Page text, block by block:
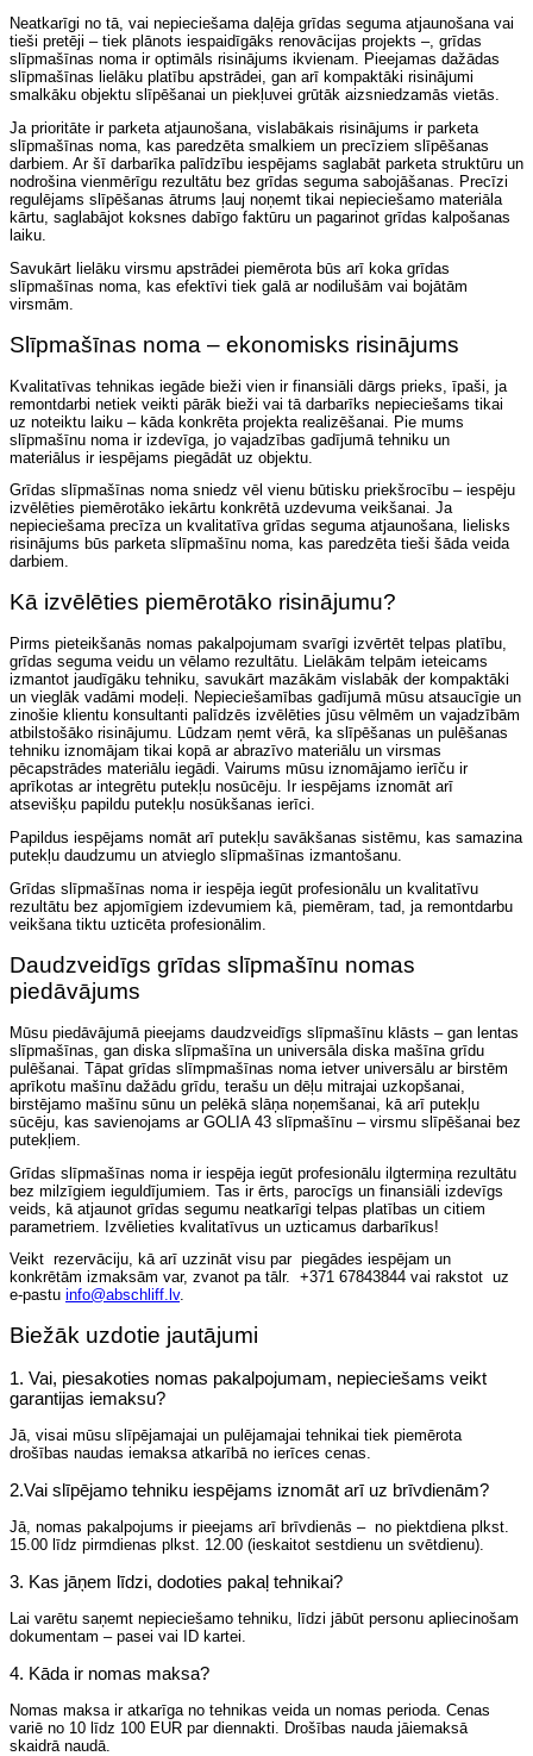
Neatkarīgi no tā, vai nepieciešama daļēja grīdas seguma atjaunošana vai
tieši pretēji – tiek plānots iespaidīgāks renovācijas projekts –, grīdas
slīpmašīnas noma ir optimāls risinājums ikvienam. Pieejamas dažādas
slīpmašīnas lielāku platību apstrādei, gan arī kompaktāki risinājumi
smalkāku objektu slīpēšanai un piekļuvei grūtāk aizsniedzamās vietās.
Ja prioritāte ir parketa atjaunošana, vislabākais risinājums ir parketa
slīpmašīnas noma, kas paredzēta smalkiem un precīziem slīpēšanas
darbiem. Ar šī darbarīka palīdzību iespējams saglabāt parketa struktūru un
nodrošina vienmērīgu rezultātu bez grīdas seguma sabojāšanas. Precīzi
regulējams slīpēšanas ātrums ļauj noņemt tikai nepieciešamo materiāla
kārtu, saglabājot koksnes dabīgo faktūru un pagarinot grīdas kalpošanas
laiku.
Savukārt lielāku virsmu apstrādei piemērota būs arī koka grīdas
slīpmašīnas noma, kas efektīvi tiek galā ar nodilušām vai bojātām
virsmām.
Slīpmašīnas noma – ekonomisks risinājums
Kvalitatīvas tehnikas iegāde bieži vien ir finansiāli dārgs prieks, īpaši, ja
remontdarbi netiek veikti pārāk bieži vai tā darbarīks nepieciešams tikai
uz noteiktu laiku – kāda konkrēta projekta realizēšanai. Pie mums
slīpmašīnu noma ir izdevīga, jo vajadzības gadījumā tehniku un
materiālus ir iespējams piegādāt uz objektu.
Grīdas slīpmašīnas noma sniedz vēl vienu būtisku priekšrocību – iespēju
izvēlēties piemērotāko iekārtu konkrētā uzdevuma veikšanai. Ja
nepieciešama precīza un kvalitatīva grīdas seguma atjaunošana, lielisks
risinājums būs parketa slīpmašīnu noma, kas paredzēta tieši šāda veida
darbiem.
Kā izvēlēties piemērotāko risinājumu?
Pirms pieteikšanās nomas pakalpojumam svarīgi izvērtēt telpas platību,
grīdas seguma veidu un vēlamo rezultātu. Lielākām telpām ieteicams
izmantot jaudīgāku tehniku, savukārt mazākām vislabāk der kompaktāki
un vieglāk vadāmi modeļi. Nepieciešamības gadījumā mūsu atsaucīgie un
zinošie klientu konsultanti palīdzēs izvēlēties jūsu vēlmēm un vajadzībām
atbilstošāko risinājumu. Lūdzam ņemt vērā, ka slīpēšanas un pulēšanas
tehniku iznomājam tikai kopā ar abrazīvo materiālu un virsmas
pēcapstrādes materiālu iegādi. Vairums mūsu iznomājamo ierīču ir
aprīkotas ar integrētu putekļu nosūcēju. Ir iespējams iznomāt arī
atsevišķu papildu putekļu nosūkšanas ierīci.
Papildus iespējams nomāt arī putekļu savākšanas sistēmu, kas samazina
putekļu daudzumu un atvieglo slīpmašīnas izmantošanu.
Grīdas slīpmašīnas noma ir iespēja iegūt profesionālu un kvalitatīvu
rezultātu bez apjomīgiem izdevumiem kā, piemēram, tad, ja remontdarbu
veikšana tiktu uzticēta profesionālim.
Daudzveidīgs grīdas slīpmašīnu nomas
piedāvājums
Mūsu piedāvājumā pieejams daudzveidīgs slīpmašīnu klāsts – gan lentas
slīpmašīnas, gan diska slīpmašīna un universāla diska mašīna grīdu
pulēšanai. Tāpat grīdas slīmpmašīnas noma ietver universālu ar birstēm
aprīkotu mašīnu dažādu grīdu, terašu un dēļu mitrajai uzkopšanai,
birstējamo mašīnu sūnu un pelēkā slāņa noņemšanai, kā arī putekļu
sūcēju, kas savienojams ar GOLIA 43 slīpmašīnu – virsmu slīpēšanai bez
putekļiem.
Grīdas slīpmašīnas noma ir iespēja iegūt profesionālu ilgtermiņa rezultātu
bez milzīgiem ieguldījumiem. Tas ir ērts, parocīgs un finansiāli izdevīgs
veids, kā atjaunot grīdas segumu neatkarīgi telpas platības un citiem
parametriem. Izvēlieties kvalitatīvus un uzticamus darbarīkus!
Veikt rezervāciju, kā arī uzzināt visu par piegādes iespējam un
konkrētām izmaksām var, zvanot pa tālr. +371 67843844 vai rakstot uz
e-pastu info@abschliff.lv.
Biežāk uzdotie jautājumi
1. Vai, piesakoties nomas pakalpojumam, nepieciešams veikt
garantijas iemaksu?
Jā, visai mūsu slīpējamajai un pulējamajai tehnikai tiek piemērota
drošības naudas iemaksa atkarībā no ierīces cenas.
2.Vai slīpējamo tehniku iespējams iznomāt arī uz brīvdienām?
Jā, nomas pakalpojums ir pieejams arī brīvdienās – no piektdiena plkst.
15.00 līdz pirmdienas plkst. 12.00 (ieskaitot sestdienu un svētdienu).
3. Kas jāņem līdzi, dodoties pakaļ tehnikai?
Lai varētu saņemt nepieciešamo tehniku, līdzi jābūt personu apliecinošam
dokumentam – pasei vai ID kartei.
4. Kāda ir nomas maksa?
Nomas maksa ir atkarīga no tehnikas veida un nomas perioda. Cenas
variē no 10 līdz 100 EUR par diennakti. Drošības nauda jāiemaksā
skaidrā naudā.